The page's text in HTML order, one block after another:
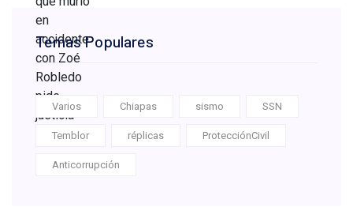
Temas Populares
Varios Chiapas sismo SSN
Temblor réplicas ProtecciónCivil
Anticorrupción